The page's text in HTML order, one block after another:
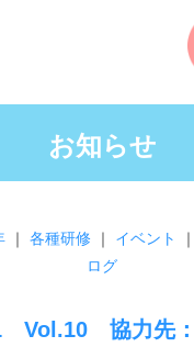
お知らせ
｜ 各種研修｜ イベント ｜
ログ
Vol.10 協力先：